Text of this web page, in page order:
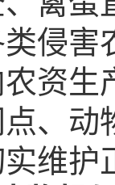
侵害
资生
、动
维护